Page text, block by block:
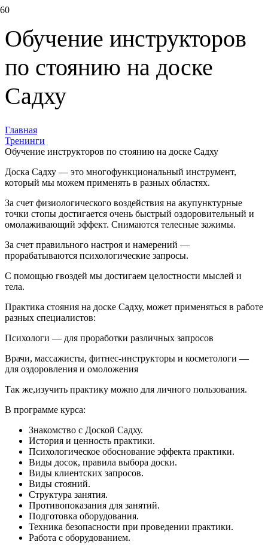
Обучение инструкторов
по стоянию на доске
Садху
Главная
Тренинги
Обучение инструкторов по стоянию на доске Садху
Доска Садху — это многофункциональный инструмент,
который мы можем применять в разных областях.
За счет физиологического воздействия на акупунктурные
точки стопы достигается очень быстрый оздоровительный и
омолаживающий эффект. Снимаются телесные зажимы.
За счет правильного настроя и намерений —
прорабатываются психологические запросы.
С помощью гвоздей мы достигаем целостности мыслей и
тела.
Практика стояния на доске Садху, может применяться в работе
разных специалистов:
Психологи — для проработки различных запросов
Врачи, массажисты, фитнес-инструкторы и косметологи —
для оздоровления и омоложения
Так же,изучить практику можно для личного пользования.
В программе курса:
Знакомство с Доской Садху.
История и ценность практики.
Психологическое обоснование эффекта практики.
Виды досок, правила выбора доски.
Виды клиентских запросов.
Виды стояний.
Структура занятия.
Противопоказания для занятий.
Подготовка оборудования.
Техника безопасности при проведении практики.
Работа с оборудованием.